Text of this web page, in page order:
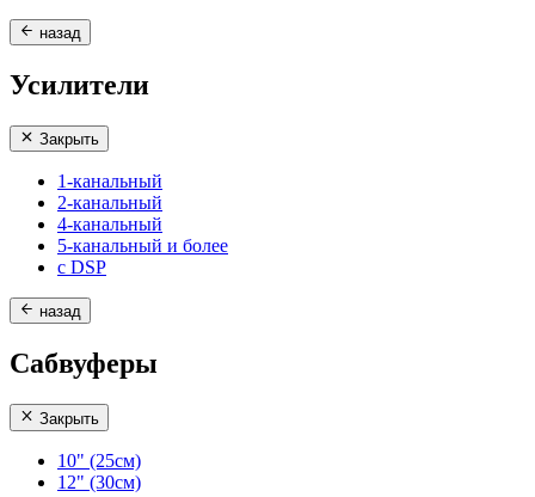
назад
Усилители
Закрыть
1-канальный
2-канальный
4-канальный
5-канальный и более
с DSP
назад
Сабвуферы
Закрыть
10" (25см)
12" (30см)